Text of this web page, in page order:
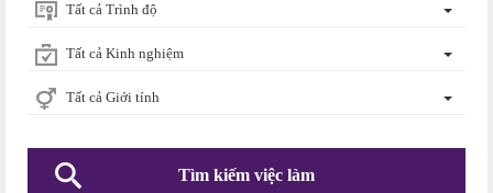
Tất cả Trình độ
Tất cả Kinh nghiệm
Tất cả Giới tính